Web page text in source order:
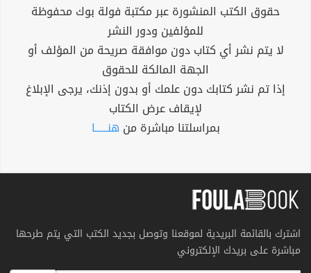
حقوق الكتب المنشورة عبر مكتبة فولة بوك محفوظة
للمؤلفين ودور النشر
لا يتم نشر أي كتاب دون موافقة صريحة من المؤلف أو
الجهة المالكة للحقوق
إذا تم نشر كتابك دون علمك أو بدون إذنك، يرجى الإبلاغ
لإيقاف عرض الكتاب
بمراسلتنا مباشرة من هنــــــا
اشترك بالقائمة البريدية لموقعنا وتوصل بجديد الكتب التي يتم طرحها
مباشرة على بريدك الإلكتروني